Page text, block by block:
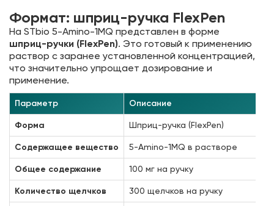
Формат: шприц-ручка FlexPen
На STbio 5-Amino-1MQ представлен в форме
шприц-ручки (FlexPen). Это готовый к применению
раствор с заранее установленной концентрацией,
что значительно упрощает дозирование и
применение.
Параметр Описание
Форма Шприц-ручка (FlexPen)
Содержащее вещество 5-Amino-1MQ в растворе
Общее содержание 100 мг на ручку
Количество щелчков 300 щелчков на ручку